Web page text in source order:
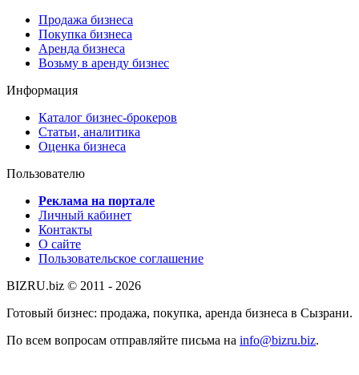
Продажа бизнеса
Покупка бизнеса
Аренда бизнеса
Возьму в аренду бизнес
Информация
Каталог бизнес-брокеров
Статьи, аналитика
Оценка бизнеса
Пользователю
Реклама на портале
Личный кабинет
Контакты
О сайте
Пользовательское соглашение
BIZRU.biz © 2011 - 2026
Готовый бизнес: продажа, покупка, аренда бизнеса в Сызрани.
По всем вопросам отправляйте письма на info@bizru.biz.